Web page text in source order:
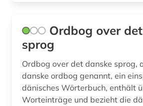
n.f.s. grundtvig (1)
nachlassprotokoll (2)
name (1)
Ordbog over
sprog
Ordbog over det danske sprog,
danske ordbog genannt, ein
dänisches Wörterbuch, enthält
Worteinträge und bezieht die